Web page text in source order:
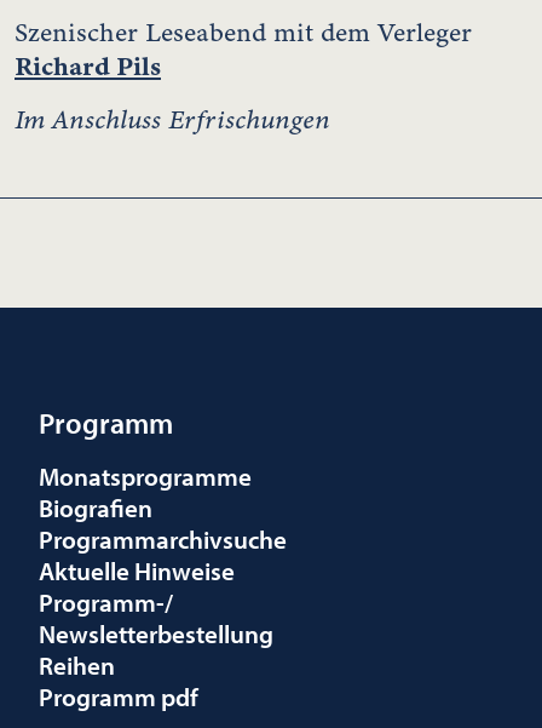
Szenischer Leseabend mit dem Verleger
Richard Pils
Im Anschluss Erfrischungen
Programm
Monatsprogramme
Biografien
Programmarchivsuche
Aktuelle Hinweise
Programm-/
Newsletterbestellung
Reihen
Programm pdf